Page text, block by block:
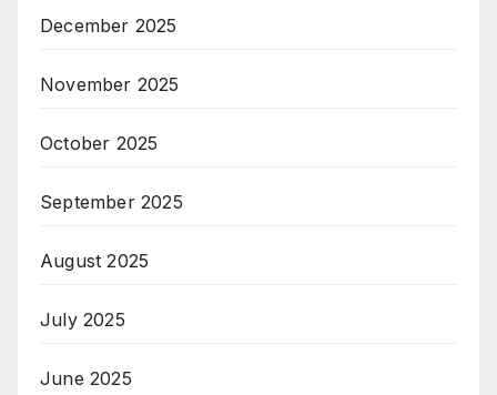
December 2025
November 2025
October 2025
September 2025
August 2025
July 2025
June 2025